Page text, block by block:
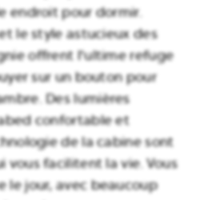
endroit pour dormir.
le style astucieux des
offrent l'ultime refuge
sur un bouton pour
Des lumières
confortable et
de la cabine sont
facilitent la vie. Vous
le jour, avec beaucoup